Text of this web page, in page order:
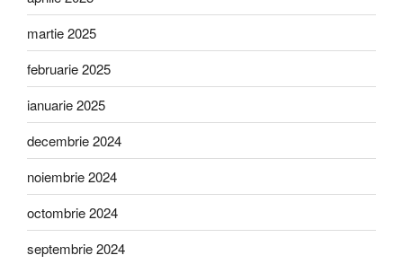
martie 2025
februarie 2025
ianuarie 2025
decembrie 2024
noiembrie 2024
octombrie 2024
septembrie 2024